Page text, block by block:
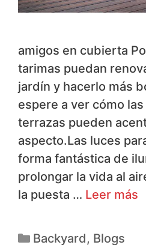
amigos en cubierta
tarimas puedan
jardín y hacerlo más
espere a ver cómo
terrazas pueden
aspecto.Las luces
forma fantástica de
prolongar la vida al
la puesta … Leer más
Backyard, Blogs